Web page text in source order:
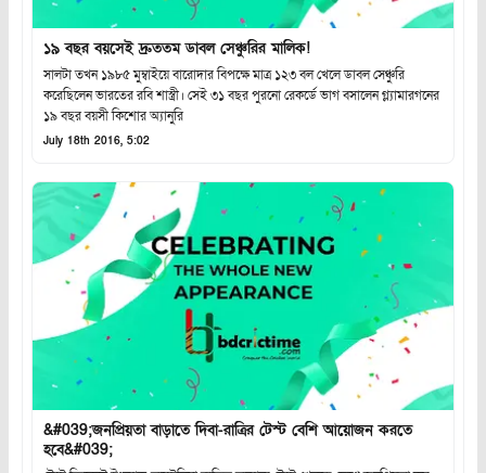
১৯ বছর বয়সেই দ্রুততম ডাবল সেঞ্চুরির মালিক!
সালটা তখন ১৯৮৫ মুম্বাইয়ে বারোদার বিপক্ষে মাত্র ১২৩ বল খেলে ডাবল সেঞ্চুরি
করেছিলেন ভারতের রবি শাস্ত্রী। সেই ৩১ বছর পুরনো রেকর্ডে ভাগ বসালেন গ্ল্যামারগনের
১৯ বছর বয়সী কিশোর অ্যানুরি
July 18th 2016, 5:02
&#039;জনপ্রিয়তা বাড়াতে দিবা-রাত্রির টেস্ট বেশি আয়োজন করতে
হবে&#039;